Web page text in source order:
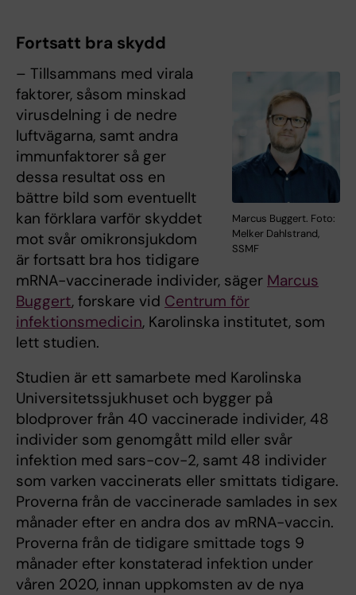
Fortsatt bra skydd
Marcus Buggert. Foto:
Melker Dahlstrand,
SSMF
– Tillsammans med virala
faktorer, såsom minskad
virusdelning i de nedre
luftvägarna, samt andra
immunfaktorer så ger
dessa resultat oss en
bättre bild som eventuellt
kan förklara varför skyddet
mot svår omikronsjukdom
är fortsatt bra hos tidigare
mRNA-vaccinerade individer, säger Marcus
Buggert, forskare vid Centrum för
infektionsmedicin, Karolinska institutet, som
lett studien.
Studien är ett samarbete med Karolinska
Universitetssjukhuset och bygger på
blodprover från 40 vaccinerade individer, 48
individer som genomgått mild eller svår
infektion med sars-cov-2, samt 48 individer
som varken vaccinerats eller smittats tidigare.
Proverna från de vaccinerade samlades in sex
månader efter en andra dos av mRNA-vaccin.
Proverna från de tidigare smittade togs 9
månader efter konstaterad infektion under
våren 2020, innan uppkomsten av de nya